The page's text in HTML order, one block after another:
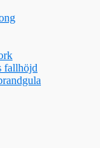
fallhöjd